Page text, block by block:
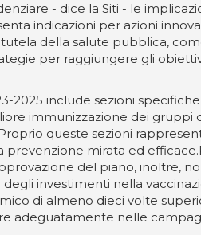
- dice la Siti - le
indicazioni per azioni
della salute pubblica,
per raggiungere gli
2025 include sezioni
immunizzazione dei gruppi
queste sezioni
prevenzione mirata ed
del piano, inoltre,
degli investimenti nella
di almeno dieci volte
adeguatamente nelle